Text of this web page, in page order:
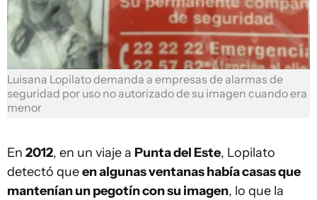
Luisana Lopilato demanda a empresas de alarmas de
seguridad por uso no autorizado de su imagen cuando era
menor
En 2012, en un viaje a Punta del Este, Lopilato
detectó queen algunas ventanas había casas que
mantenían un pegotín con su imagen, lo que la